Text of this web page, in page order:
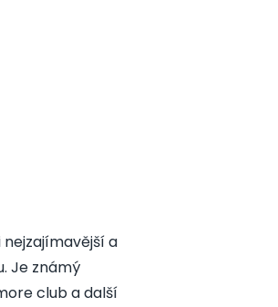
a
Je známý
club a další